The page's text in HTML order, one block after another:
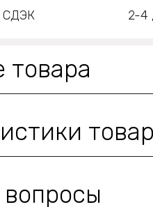
СДЭК
2-4
товара